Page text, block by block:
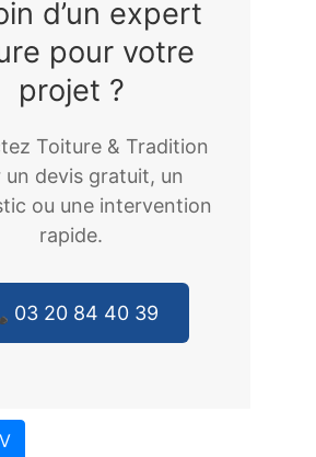
d’un expert
pour votre
projet ?
Toiture & Tradition
un devis gratuit, un
ou une intervention
rapide.
03 20 84 40 39